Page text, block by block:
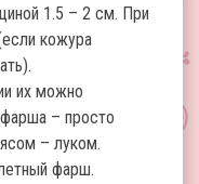
1.5 – 2 см. При
кожура
их можно
фарша – просто
– луком.
фарш.